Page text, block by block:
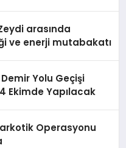
arasında
ve enerji mutabakatı
Yolu Geçişi
Ekimde Yapılacak
Operasyonu